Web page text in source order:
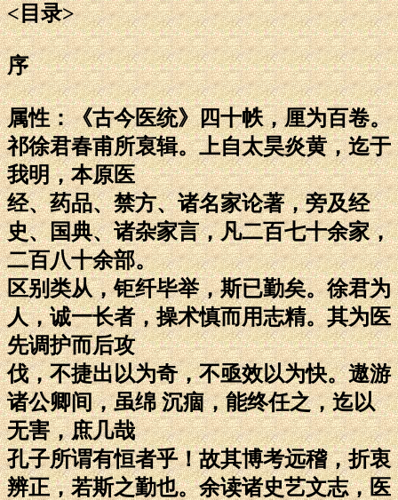
<目录>
序
属性：《古今医统》四十帙，厘为百卷。
祁徐君春甫所裒辑。上自太昊炎黄，迄于
我明，本原医
经、药品、禁方、诸名家论著，旁及经
史、国典、诸杂家言，凡二百七十余家，
二百八十余部。
区别类从，钜纤毕举，斯已勤矣。徐君为
人，诚一长者，操术慎而用志精。其为医
先调护而后攻
伐，不捷出以为奇，不亟效以为快。遨游
诸公卿间，虽绵 沉痼，能终任之，迄以
无害，庶几哉
孔子所谓有恒者乎！故其博考远稽，折衷
辨正，若斯之勤也。余读诸史艺文志，医